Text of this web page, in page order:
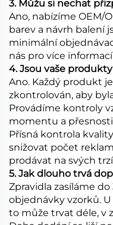
3. Můžu si nechat
Ano, nabízíme OEM/
barev a návrh balení
minimální
nás pro více
4. Jsou vaše
Ano. Každý produkt
zkontrolován, aby
Provádíme kontroly
momentu a
Přísná kontrola
snižovat počet
prodávat na svých
5. Jak dlouho trvá
Zpravidla zasíláme
objednávky vzorků.
to může trvat déle, v